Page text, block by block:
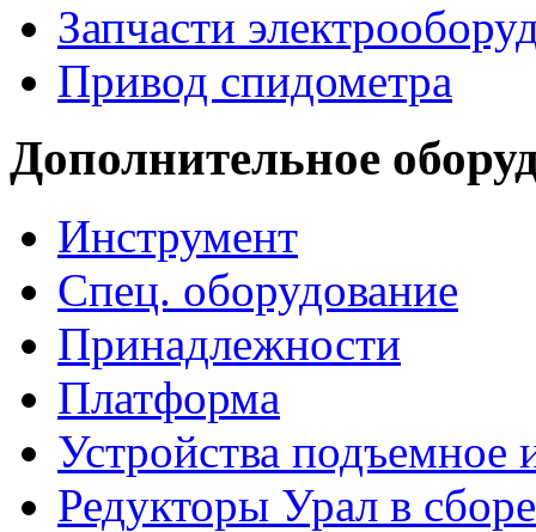
Запчасти
Привод спидометра
Дополнительное
Инструмент
Спец. оборудование
Принадлежности
Платформа
Устройства
Редукторы Урал в сборе